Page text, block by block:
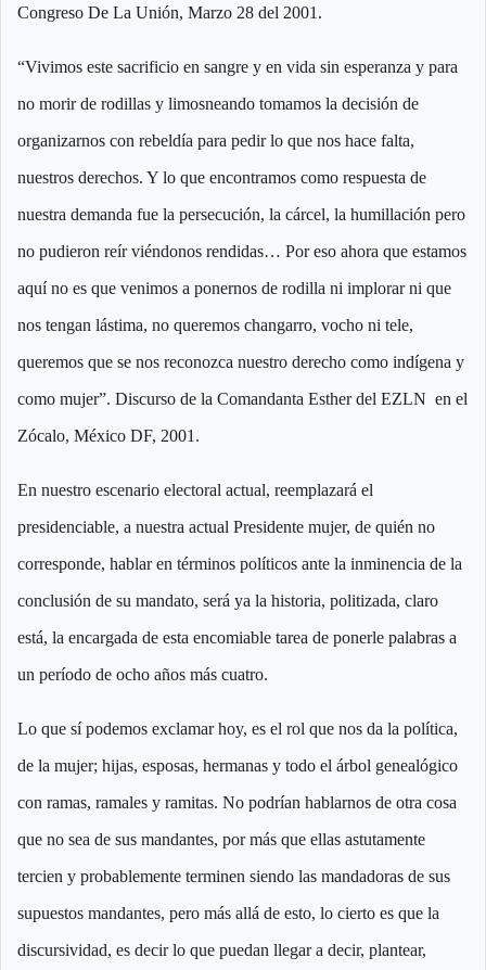
Congreso De La Unión, Marzo 28 del 2001.
“Vivimos este sacrificio en sangre y en vida sin esperanza y para
no morir de rodillas y limosneando tomamos la decisión de
organizarnos con rebeldía para pedir lo que nos hace falta,
nuestros derechos. Y lo que encontramos como respuesta de
nuestra demanda fue la persecución, la cárcel, la humillación pero
no pudieron reír viéndonos rendidas… Por eso ahora que estamos
aquí no es que venimos a ponernos de rodilla ni implorar ni que
nos tengan lástima, no queremos changarro, vocho ni tele,
queremos que se nos reconozca nuestro derecho como indígena y
como mujer”. Discurso de la Comandanta Esther del EZLN en el
Zócalo, México DF, 2001.
En nuestro escenario electoral actual, reemplazará el
presidenciable, a nuestra actual Presidente mujer, de quién no
corresponde, hablar en términos políticos ante la inminencia de la
conclusión de su mandato, será ya la historia, politizada, claro
está, la encargada de esta encomiable tarea de ponerle palabras a
un período de ocho años más cuatro.
Lo que sí podemos exclamar hoy, es el rol que nos da la política,
de la mujer; hijas, esposas, hermanas y todo el árbol genealógico
con ramas, ramales y ramitas. No podrían hablarnos de otra cosa
que no sea de sus mandantes, por más que ellas astutamente
tercien y probablemente terminen siendo las mandadoras de sus
supuestos mandantes, pero más allá de esto, lo cierto es que la
discursividad, es decir lo que puedan llegar a decir, plantear,